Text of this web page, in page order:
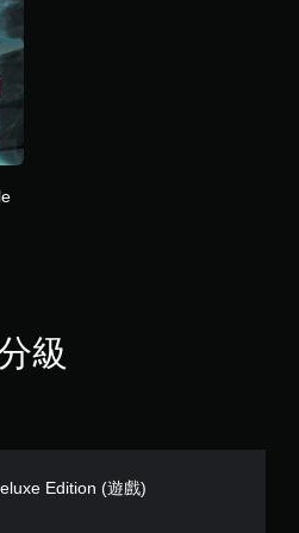
級
Edition (遊戲)